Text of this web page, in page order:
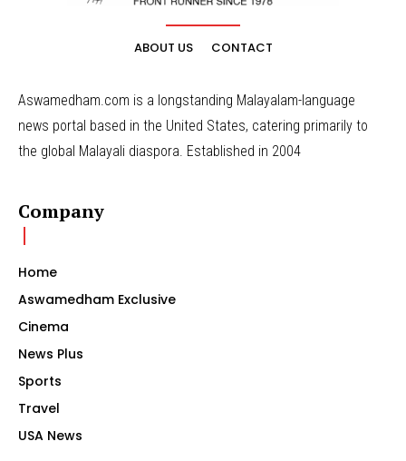
ABOUT US CONTACT
Aswamedham.com is a longstanding Malayalam-language
news portal based in the United States, catering primarily to
the global Malayali diaspora. Established in 2004
Company
Home
Aswamedham Exclusive
Cinema
News Plus
Sports
Travel
USA News